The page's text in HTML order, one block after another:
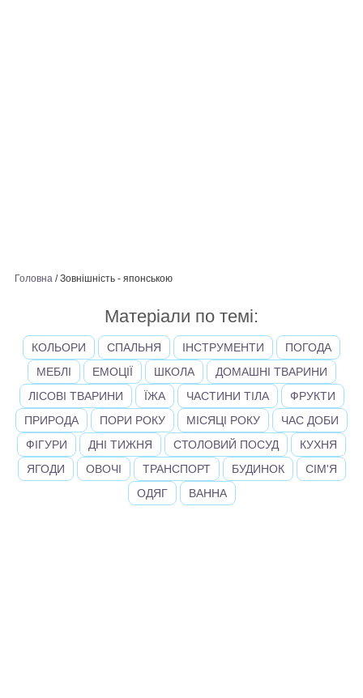
Головна / Зовнішність - японською
Матеріали по темі:
КОЛЬОРИ СПАЛЬНЯ ІНСТРУМЕНТИ
ПОГОДА
МЕБЛІ
ЕМОЦІЇ ШКОЛА
ДОМАШНІ ТВАРИНИ
ЛІСОВІ ТВАРИНИ
ЇЖА ЧАСТИНИ ТІЛА
ФРУКТИ
ПРИРОДА
ПОРИ РОКУ МІСЯЦІ РОКУ
ЧАС ДОБИ
ФІГУРИ
ДНІ ТИЖНЯ СТОЛОВИЙ ПОСУД
КУХНЯ
ЯГОДИ
ОВОЧІ ТРАНСПОРТ БУДИНОК
СІМ'Я
ОДЯГ
ВАННА